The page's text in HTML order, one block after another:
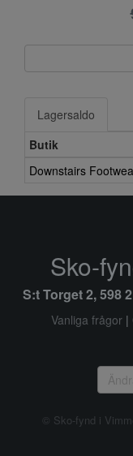
Lagersaldo
Butik
Downstairs
Sko-
S:t Torget 2, 598
Vanliga frågor |
© Sko-fynd i